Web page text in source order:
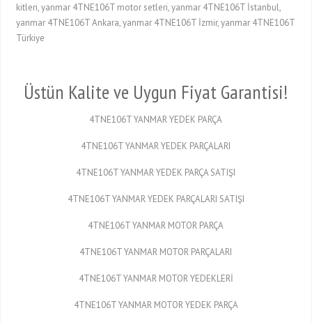
kitleri, yanmar 4TNE106T motor setleri, yanmar 4TNE106T İstanbul,
yanmar 4TNE106T Ankara, yanmar 4TNE106T İzmir, yanmar 4TNE106T
Türkiye
Üstün Kalite ve Uygun Fiyat Garantisi!
4TNE106T YANMAR YEDEK PARÇA
4TNE106T YANMAR YEDEK PARÇALARI
4TNE106T YANMAR YEDEK PARÇA SATIŞI
4TNE106T YANMAR YEDEK PARÇALARI SATIŞI
4TNE106T YANMAR MOTOR PARÇA
4TNE106T YANMAR MOTOR PARÇALARI
4TNE106T YANMAR MOTOR YEDEKLERİ
4TNE106T YANMAR MOTOR YEDEK PARÇA